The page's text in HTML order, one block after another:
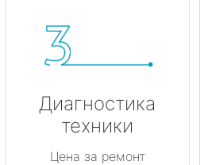
Диагностика
техники
Цена за ремонт